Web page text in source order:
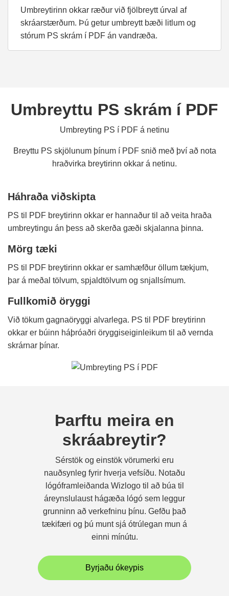
Umbreytirinn okkar ræður við fjölbreytt úrval af
skráarstærðum. Þú getur umbreytt bæði litlum og
stórum PS skrám í PDF án vandræða.
Umbreyttu PS skrám í PDF
Umbreyting PS í PDF á netinu
Breyttu PS skjölunum þínum í PDF snið með því að nota
hraðvirka breytirinn okkar á netinu.
Háhraða viðskipta
PS til PDF breytirinn okkar er hannaður til að veita hraða
umbreytingu án þess að skerða gæði skjalanna þinna.
Mörg tæki
PS til PDF breytirinn okkar er samhæfður öllum tækjum,
þar á meðal tölvum, spjaldtölvum og snjallsímum.
Fullkomið öryggi
Við tökum gagnaöryggi alvarlega. PS til PDF breytirinn
okkar er búinn háþróaðri öryggiseiginleikum til að vernda
skrárnar þínar.
Þarftu meira en
skráabreytir?
Sérstök og einstök vörumerki eru
nauðsynleg fyrir hverja vefsíðu. Notaðu
lógóframleiðanda Wizlogo til að búa til
áreynslulaust hágæða lógó sem leggur
grunninn að verkefninu þínu. Gefðu það
tækifæri og þú munt sjá ótrúlegan mun á
einni mínútu.
Byrjaðu ókeypis